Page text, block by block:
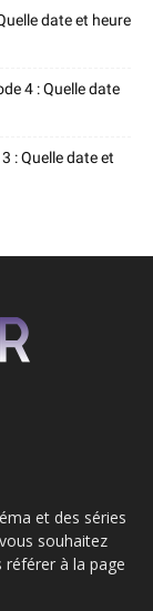
date et heure
4 : Quelle date
: Quelle date et
et des séries
souhaitez
à la page